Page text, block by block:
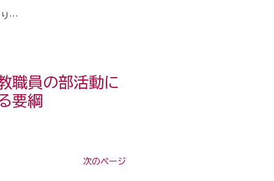
り…
職員の部活動に
要綱
次のページ